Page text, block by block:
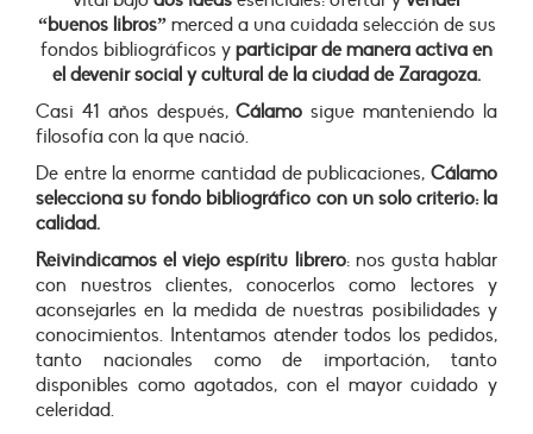
“buenos libros”merced a una cuidada selección de sus
fondos bibliográficos y participar de manera activa en
el devenir social y cultural de la ciudad de Zaragoza.
Casi 41 años después,Cálamo sigue manteniendo la
filosofía con la que nació.
De entre la enorme cantidad de publicaciones, Cálamo
selecciona su fondo bibliográfico con un solo criterio: la
calidad.
Reivindicamos el viejo espíritu librero: nos gusta hablar
con nuestros clientes, conocerlos como lectores y
aconsejarles en la medida de nuestras posibilidades y
conocimientos. Intentamos atender todos los pedidos,
tanto nacionales como de importación, tanto
disponibles como agotados, con el mayor cuidado y
celeridad.